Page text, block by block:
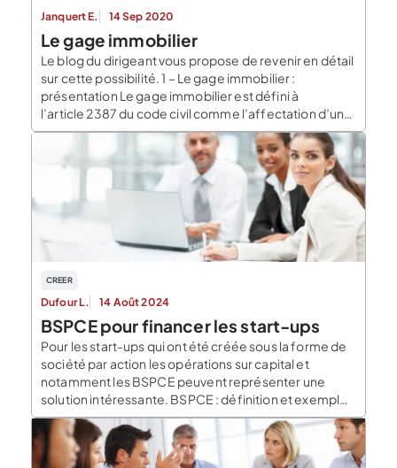
Janquert E. 14 Sep 2020
Le gage immobilier
Le blog du dirigeant vous propose de revenir en détail
sur cette possibilité. 1 – Le gage immobilier :
présentation Le gage immobilier est défini à
l’article 2387 du code civil comme l’affectation d’un
immeuble en garantie d’une obligation. La mise en
place d’une telle sûreté suppose la rédaction
d’un acte notarié et peut garantir plusieurs créances,
CREER
Dufour L. 14 Août 2024
BSPCE pour financer les start-ups
Pour les start-ups qui ont été créée sous la forme de
société par action les opérations sur capital et
notamment les BSPCE peuvent représenter une
solution intéressante. BSPCE : définition et exemple
Les bons de souscription de parts de créateur
d’entreprise (BSPCE) sont un outil de partage du
capital social pour les salariés de startup […]